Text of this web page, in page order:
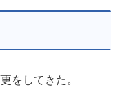
をしてきた。